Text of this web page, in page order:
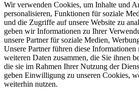
Wir verwenden Cookies, um Inhalte und
personalisieren, Funktionen für soziale
und die Zugriffe auf unsere Website zu
geben wir Informationen zu Ihrer
unsere Partner für soziale Medien,
Unsere Partner führen diese
weiteren Daten zusammen, die Sie ihnen
die sie im Rahmen Ihrer Nutzung der
geben Einwilligung zu unseren Cookies,
weiterhin nutzen.